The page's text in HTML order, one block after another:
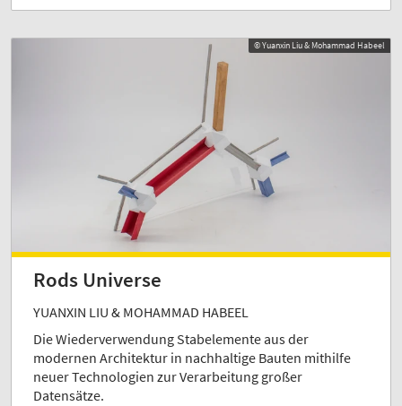
© Yuanxin Liu & Mohammad Habeel
Rods Universe
YUANXIN LIU & MOHAMMAD HABEEL
Die Wiederverwendung Stabelemente aus der
modernen Architektur in nachhaltige Bauten mithilfe
neuer Technologien zur Verarbeitung großer
Datensätze.